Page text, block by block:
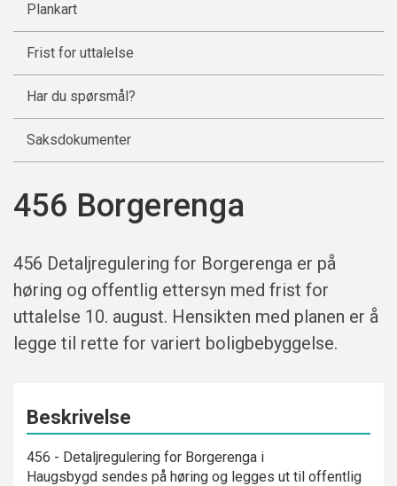
Plankart
Frist for uttalelse
Har du spørsmål?
Saksdokumenter
456 Borgerenga
456 Detaljregulering for Borgerenga er på
høring og offentlig ettersyn med frist for
uttalelse 10. august. Hensikten med planen er å
legge til rette for variert boligbebyggelse.
Beskrivelse
456 - Detaljregulering for Borgerenga i
Haugsbygd sendes på høring og legges ut til offentlig